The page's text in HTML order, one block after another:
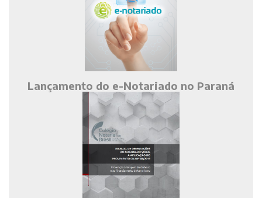
Lançamento do e-Notariado no Paraná